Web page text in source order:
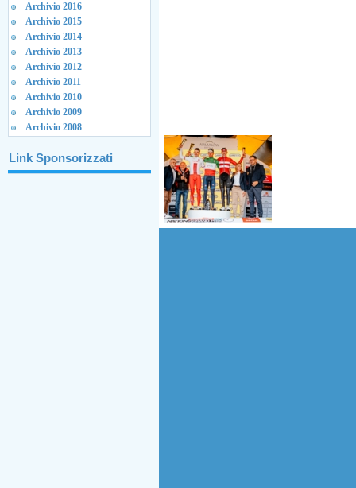
Archivio 2016
Archivio 2015
Archivio 2014
Archivio 2013
Archivio 2012
Archivio 2011
Archivio 2010
Archivio 2009
Archivio 2008
Link Sponsorizzati